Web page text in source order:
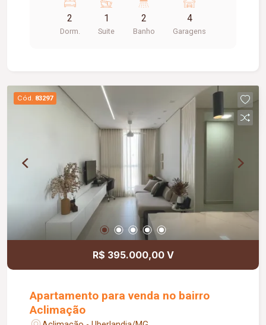
blindex; 01 vaga de garagem coberta; Móveis
planejados em diversos ambientes; Cooktop;
Geladeira; TV de 55`; Sofá; Espelho bisotado na
dormitório; O condomínio conta com: Área de
lazer; Academia;
2
Dorm.
1
Suite
2
Banho
4
Garagens
Cód. 83297
R$ 395.000,00 V
Apartamento para venda no bairro
Aclimação